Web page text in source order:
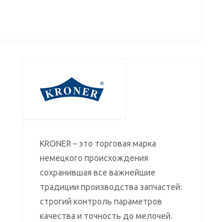
KRONER – это торговая марка
немецкого происхождения
сохранившая все важнейшие
традиции производства запчастей:
строгий контроль параметров
качества и точность до мелочей.